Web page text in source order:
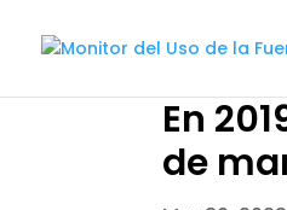
En
de